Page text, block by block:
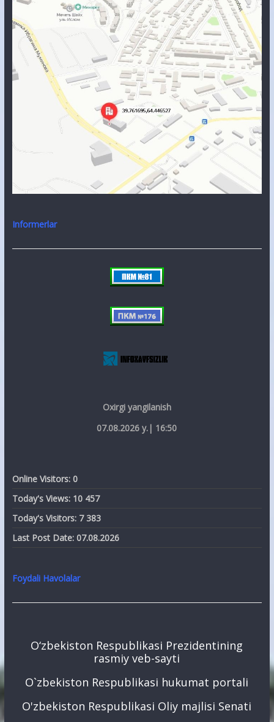
Informerlar
Oxirgi yangilanish
07.08.2026 y.| 16:50
Online Visitors: 0
Today's Views: 10 457
Today's Visitors: 7 383
Last Post Date: 07.08.2026
Foydali Havolalar
O‘zbekiston Respublikasi Prezidentining
rasmiy veb-sayti
O`zbekiston Respublikasi hukumat portali
O'zbekiston Respublikasi Oliy majlisi Senati